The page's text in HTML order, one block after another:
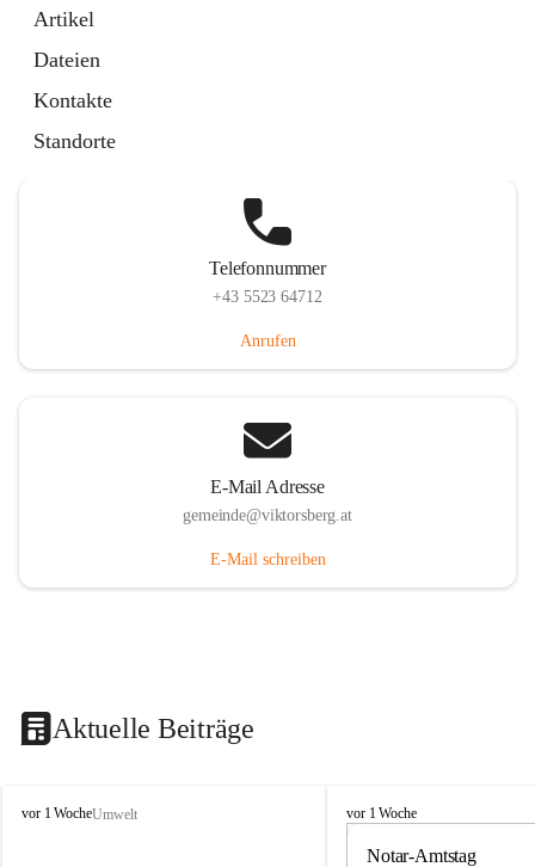
Artikel
Dateien
Kontakte
Standorte
Telefonnummer
+43 5523 64712
Anrufen
E-Mail Adresse
gemeinde@viktorsberg.at
E-Mail schreiben
Aktuelle Beiträge
V
vor 1 WocheUmwelt
V
vor 1 Woche
Notar-Amtstag